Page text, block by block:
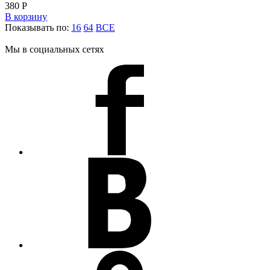
380 Р
В корзину
Показывать по: 16 64 ВСЕ
Мы в социальных сетях